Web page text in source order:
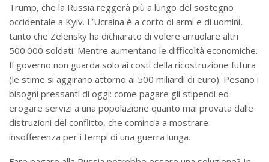
Trump, che la Russia reggerà più a lungo del sostegno
occidentale a Kyiv. L’Ucraina è a corto di armi e di uomini,
tanto che Zelensky ha dichiarato di volere arruolare altri
500.000 soldati. Mentre aumentano le difficoltà economiche.
Il governo non guarda solo ai costi della ricostruzione futura
(le stime si aggirano attorno ai 500 miliardi di euro). Pesano i
bisogni pressanti di oggi: come pagare gli stipendi ed
erogare servizi a una popolazione quanto mai provata dalle
distruzioni del conflitto, che comincia a mostrare
insofferenza per i tempi di una guerra lunga.